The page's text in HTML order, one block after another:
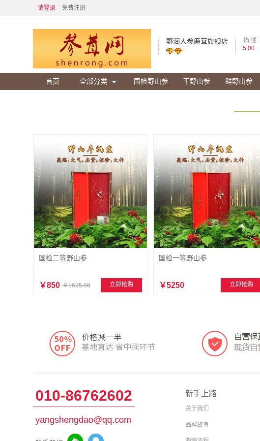
请登录 免费注册
野润人参鹿茸旗舰店
描 述
5.00
首页 全部分类 国检野山参 干野山参 鲜野山参
国检二等野山参
￥850 ￥1625.00 立即抢购
国检一等野山参
￥5250 立即抢购
010-86762602
yangshengdao@qq.com
新手上路
关于我们
品牌故事